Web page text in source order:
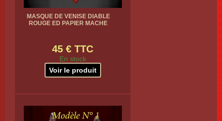
MASQUE DE VENISE DIABLE
ROUGE ED PAPIER MACHE
45 € TTC
En stock
Voir le produit